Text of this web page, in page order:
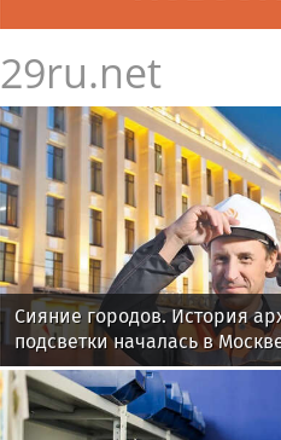
29ru.net
Сияние городов. История
подсветки началась в